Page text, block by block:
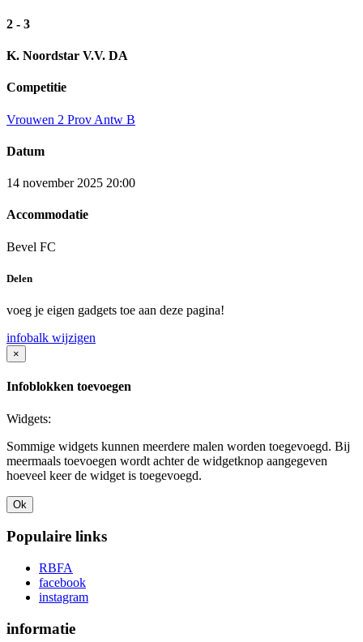
2 - 3
K. Noordstar V.V. DA
Competitie
Vrouwen 2 Prov Antw B
Datum
14 november 2025 20:00
Accommodatie
Bevel FC
Delen
voeg je eigen gadgets toe aan deze pagina!
infobalk wijzigen
×
Infoblokken toevoegen
Widgets:
Sommige widgets kunnen meerdere malen worden toegevoegd. Bij
meermaals toevoegen wordt achter de widgetknop aangegeven
hoeveel keer de widget is toegevoegd.
Ok
Populaire links
RBFA
facebook
instagram
informatie